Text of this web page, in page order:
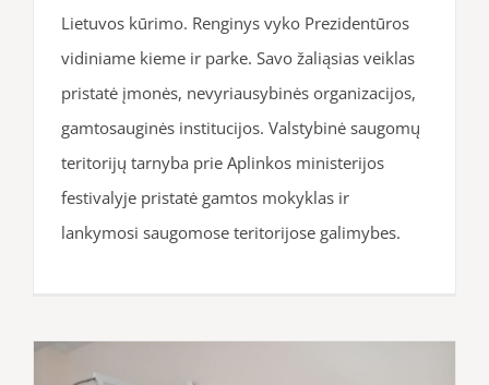
Lietuvos kūrimo. Renginys vyko Prezidentūros
vidiniame kieme ir parke. Savo žaliąsias veiklas
pristatė įmonės, nevyriausybinės organizacijos,
gamtosauginės institucijos. Valstybinė saugomų
teritorijų tarnyba prie Aplinkos ministerijos
festivalyje pristatė gamtos mokyklas ir
lankymosi saugomose teritorijose galimybes.